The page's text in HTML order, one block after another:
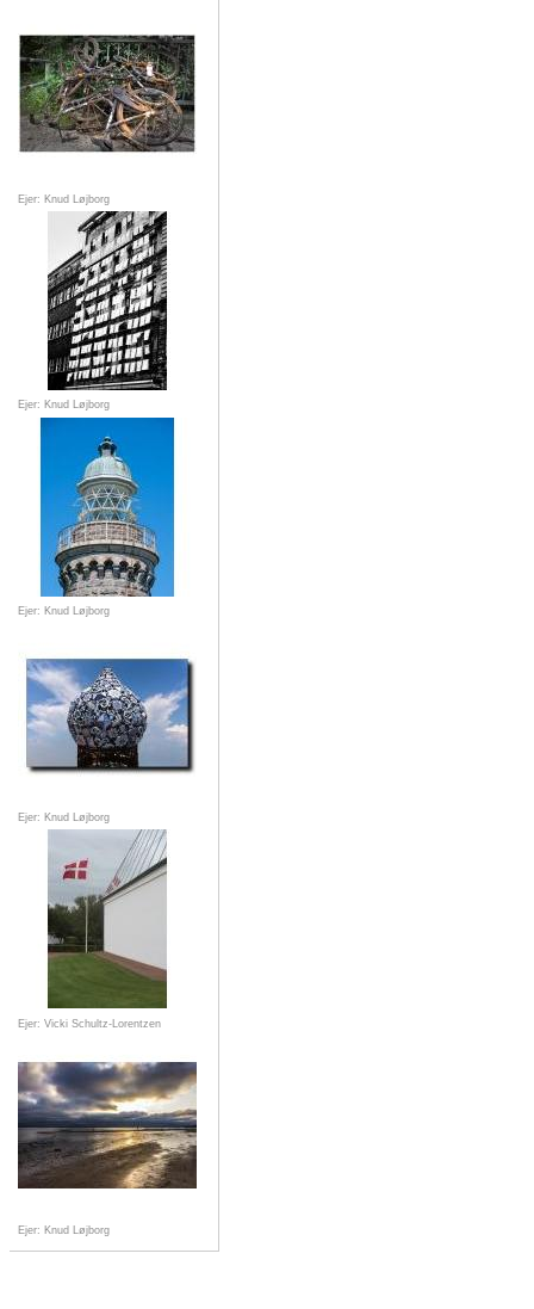
Ejer: Knud Løjborg
Ejer: Knud Løjborg
Ejer: Knud Løjborg
Ejer: Knud Løjborg
Ejer: Vicki Schultz-Lorentzen
Ejer: Knud Løjborg